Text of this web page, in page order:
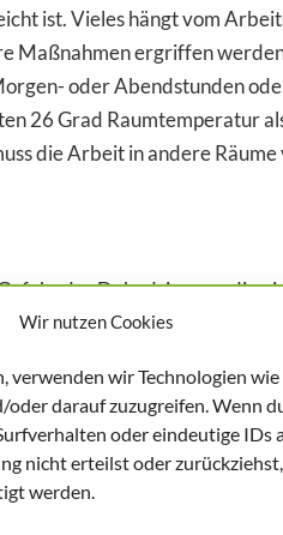
Wir nutzen Cookies
verwenden wir Technologien
darauf zuzugreifen. Wenn
oder eindeutige IDs
nicht erteilst oder
werden.
ist. Vieles hängt vom
Maßnahmen ergriffen
oder Abendstunden
26 Grad Raumtemperatur
die Arbeit in andere
der Dehydrierung, die
Gerade während es
empfiehlt jedem
Trinken müssen die
überprüfen. Wenn dann
zu spät. An ein ordentliches